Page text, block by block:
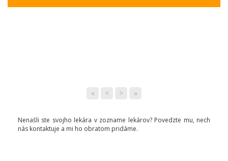
« < > »
Nenašli ste svojho lekára v zozname lekárov? Povedzte mu, nech
nás kontaktuje a mi ho obratom pridáme.